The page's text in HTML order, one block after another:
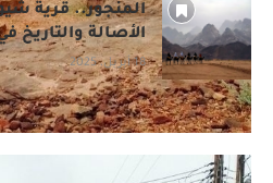
المنجور.. قرية
الأصالة والتاريخ
18 أبريل، 2025